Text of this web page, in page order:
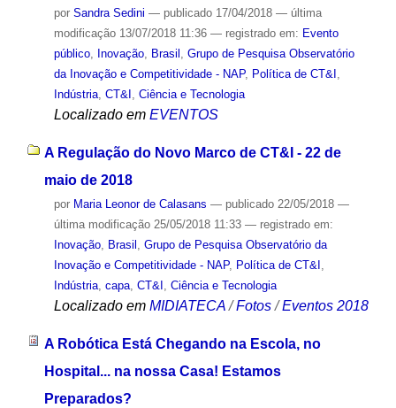
por Sandra Sedini — publicado17/04/2018 — última
modificação13/07/2018 11:36 — registrado em: Evento
público, Inovação, Brasil , Grupo de Pesquisa Observatório
da Inovação e Competitividade - NAP, Política de CT&I ,
Indústria, CT&I , Ciência e Tecnologia
Localizado em EVENTOS
A Regulação do Novo Marco de CT&I - 22 de
maio de 2018
por Maria Leonor de Calasans — publicado22/05/2018 —
última modificação25/05/2018 11:33 — registrado em:
Inovação, Brasil
Grupo de Pesquisa Observatório da
Inovação e Competitividade - NAP, Política de CT&I
Indústria, capa, CT&I Ciência e Tecnologia
Localizado em MIDIATECA /Fotos /Eventos 2018
A Robótica Está Chegando na Escola, no
Hospital... na nossa Casa! Estamos
Preparados?